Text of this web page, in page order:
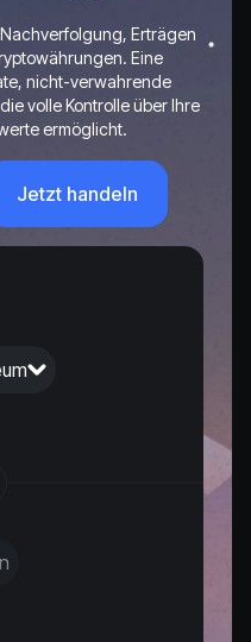
Erträgen
Eine
nicht-verwahrende
volle Kontrolle über Ihre
ermöglicht.
Jetzt handeln